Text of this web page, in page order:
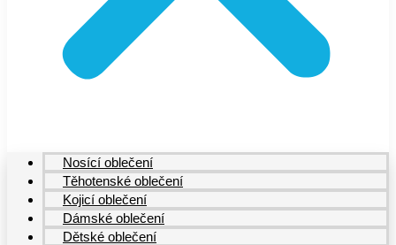
Nosící oblečení
Těhotenské oblečení
Kojicí oblečení
Dámské oblečení
Dětské oblečení